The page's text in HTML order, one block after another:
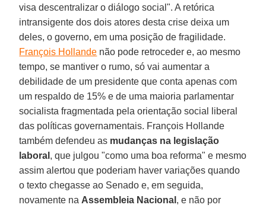
visa descentralizar o diálogo social". A retórica
intransigente dos dois atores desta crise deixa um
deles, o governo, em uma posição de fragilidade.
François Hollande não pode retroceder e, ao mesmo
tempo, se mantiver o rumo, só vai aumentar a
debilidade de um presidente que conta apenas com
um respaldo de 15% e de uma maioria parlamentar
socialista fragmentada pela orientação social liberal
das políticas governamentais. François Hollande
também defendeu as mudanças na legislação
laboral , que julgou "como uma boa reforma" e mesmo
assim alertou que poderiam haver variações quando
o texto chegasse ao Senado e, em seguida,
novamente na Assembleia Nacional , e não por